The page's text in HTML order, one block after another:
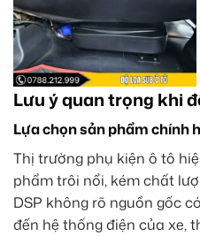
Lưu ý quan trọng khi
Lựa chọn sản phẩm chính
Thị trường phụ kiện ô tô
phẩm trôi nổi, kém chất
DSP không rõ nguồn gốc
đến hệ thống điện của xe,